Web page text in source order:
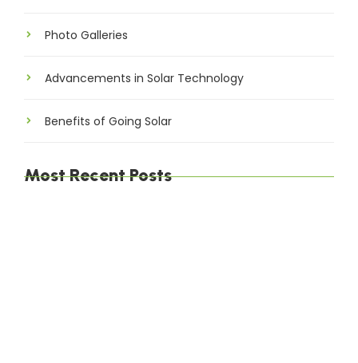
Photo Galleries
Advancements in Solar Technology
Benefits of Going Solar
Most Recent Posts